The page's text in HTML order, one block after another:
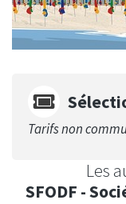
Tarifs non
Les
SFODF -